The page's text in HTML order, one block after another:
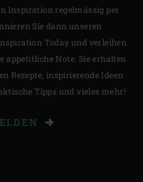
Inspiration regelmässig per
Sie dann unseren
Today und verleihen
appetitliche Note. Sie erhalten
Rezepte, inspirierende Ideen
Tipps und vieles mehr!